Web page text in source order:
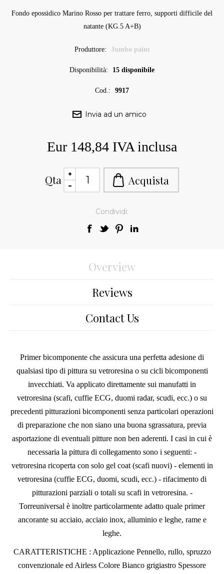
Fondo epossidico Marino Rosso per trattare ferro, supporti difficile del
natante (KG.5 A+B)
Produttore: Jumbo paint
Disponibilità: 15 disponibile
Cod.: 9917
Eur 148,84 IVA inclusa
Qta
Condividi:
Overview
Reviews
Contact Us
Primer bicomponente che assicura una perfetta adesione di
qualsiasi tipo di pittura su vetroresina o su cicli bicomponenti
invecchiati. Va applicato direttamente sui manufatti in
vetroresina (scafi, cuffie ECG, duomi radar, scudi, ecc.) o su
precedenti pitturazioni bicomponenti senza particolari operazioni
di preparazione che non siano una buona sgrassatura, previa
asportazione di eventuali pitture non ben aderenti. I casi in cui è
necessaria la pittura di collegamento sono i seguenti: -
vetroresina ricoperta con solo gel coat (scafi nuovi) - elementi in
vetroresina (cuffie ECG, duomi, scudi, ecc.) - rifacimento di
pitturazioni parziali o totali su scafi in vetroresina. -
Torreuniversal è inoltre particolarmente adatto quale primer
ancorante su acciaio, acciaio inox, alluminio e leghe, rame e
leghe.
CARATTERISTICHE : Applicazione Pennello, rullo, spruzzo
convenzionale ed Airless Colore Bianco grigiastro Spessore